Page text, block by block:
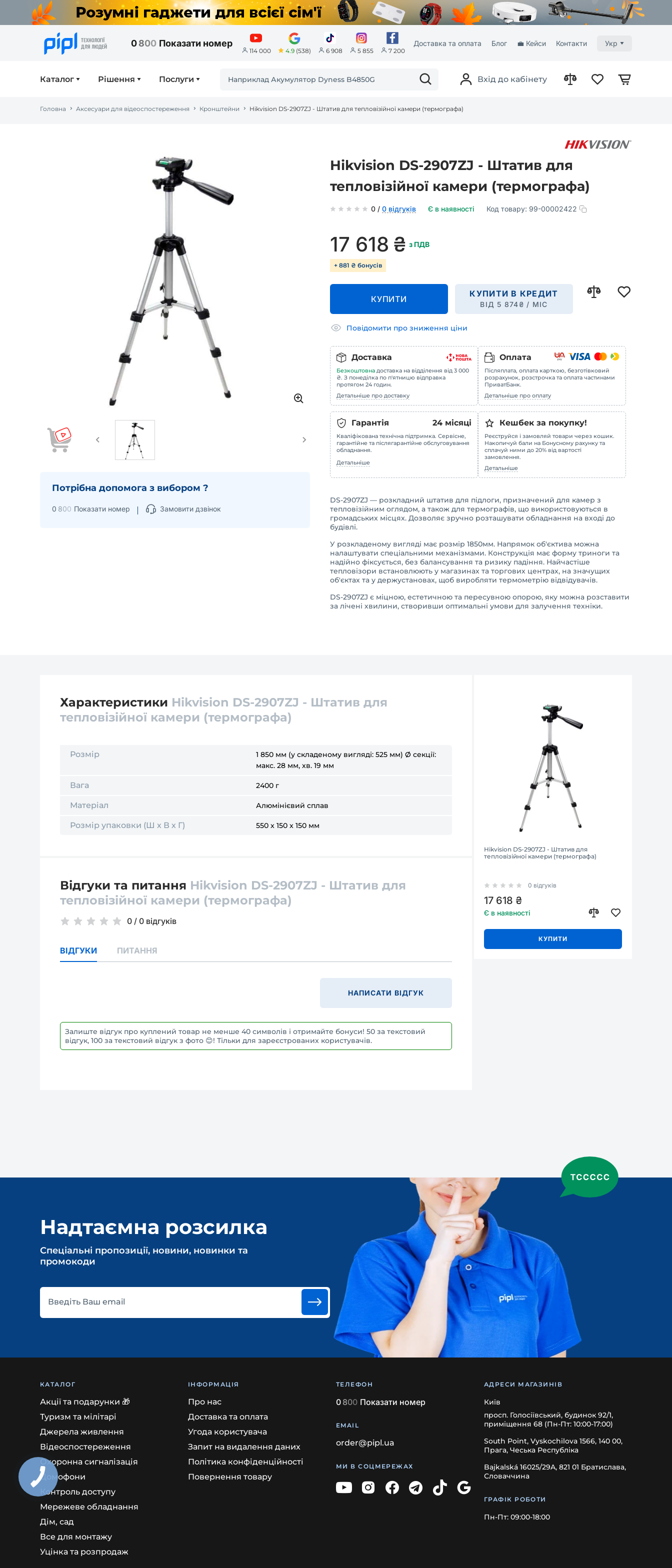
0800 Показати номер
114 000 4.9(538) 6 908 5 855 7 200
Доставка та оплата Блог 💼 Кейси Контакти Укр
Каталог Рішення Послуги Вхід до кабінету
Головна Аксесуари для відеоспостереження Кронштейни Hikvision DS-2907ZJ - Штатив для тепловізійної камери (термографа)
Потрібна допомога з вибором ?
0 800 Показати номер Замовити дзвінок
Hikvision DS-2907ZJ - Штатив для
тепловізійної камери (термографа)
0 / 0 відгуків Є в наявності Код товару: 99-00002422
17 618 ₴ з ПДВ
+ 881 ₴ бонусів
КУПИТИ
КУПИТИ В КРЕДИТ
ВІД 5 874₴ / МІС
Повідомити про зниження ціни
Доставка
Безкоштовна доставка на відділення від 3 000
₴. З понеділка по п'ятницю відправка
протягом 24 годин.
Детальніше про доставку
Оплата
Післяплата, оплата карткою, безготівковий
розрахунок, розстрочка та оплата частинами
ПриватБанк.
Детальніше про оплату
Гарантія 24 місяці
Кваліфікована технічна підтримка. Сервісне,
гарантійне та післягарантійне обслуговування
обладнання.
Детальніше
Кешбек за покупку!
Реєструйся і замовляй товари через кошик.
Накопичуй бали на Бонусному рахунку та
сплачуй ними до 20% від вартості
замовлення.
Детальніше
DS-2907ZJ — розкладний штатив для підлоги, призначений для камер з
тепловізійним оглядом, а також для термографів, що використовуються в
громадських місцях. Дозволяє зручно розташувати обладнання на вході до
будівлі.
У розкладеному вигляді має розмір 1850мм. Напрямок об'єктива можна
налаштувати спеціальними механізмами. Конструкція має форму триноги та
надійно фіксується, без балансування та ризику падіння. Найчастіше
тепловізори встановлюють у магазинах та торгових центрах, на значущих
об'єктах та у держустановах, щоб виробляти термометрію відвідувачів.
DS-2907ZJ є міцною, естетичною та пересувною опорою, яку можна розставити
за лічені хвилини, створивши оптимальні умови для залучення техніки.
Характеристики Hikvision DS-2907ZJ - Штатив для
тепловізійної камери (термографа)
Розмір
1 850 мм (у складеному вигляді: 525 мм) Ø секції:
макс. 28 мм, хв. 19 мм
Вага 2400 г
Матеріал Алюмінієвий сплав
Розмір упаковки (Ш х В х Г) 550 x 150 x 150 мм
Відгуки та питання Hikvision DS-2907ZJ - Штатив для
тепловізійної камери (термографа)
0 / 0 відгуків
ВІДГУКИ ПИТАННЯ
НАПИСАТИ ВІДГУК
Залиште відгук про куплений товар не менше 40 символів і отримайте бонуси! 50 за текстовий
відгук, 100 за текстовий відгук з фото 😊! Тільки для зареєстрованих користувачів.
Hikvision DS-2907ZJ - Штатив для
тепловізійної камери (термографа)
0 відгуків
17 618 ₴
Є в наявності
КУПИТИ
Введіть Ваш email
Надтаємна розсилка
Спеціальні пропозиції, новини, новинки та
промокоди
КАТАЛОГ
Акції та подарунки 🎁
Туризм та мілітарі
Джерела живлення
Відеоспостереження
Охоронна сигналізація
Домофони
Контроль доступу
Мережеве обладнання
Дім, сад
Все для монтажу
Уцінка та розпродаж
ІНФОРМАЦІЯ
Про нас
Доставка та оплата
Угода користувача
Запит на видалення даних
Політика конфіденційності
Повернення товару
ТЕЛЕФОН
0 800 Показати номер
EMAIL
order@pipl.ua
МИ В СОЦМЕРЕЖАХ
АДРЕСИ МАГАЗИНІВ
Київ
просп. Голосіївський, будинок 92/1,
приміщення 68 (Пн-Пт: 10:00-17:00)
South Point, Vyskochilova 1566, 140 00,
Прага, Чеська Республіка
Bajkalská 16025/29A, 821 01 Братислава,
Словаччина
ГРАФІК РОБОТИ
Пн-Пт: 09:00-18:00